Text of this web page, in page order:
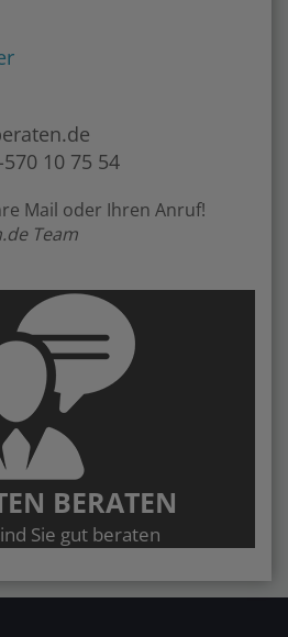
570 10 75 54
Mail oder Ihren Anruf!
Team
BERATEN
Sie gut beraten